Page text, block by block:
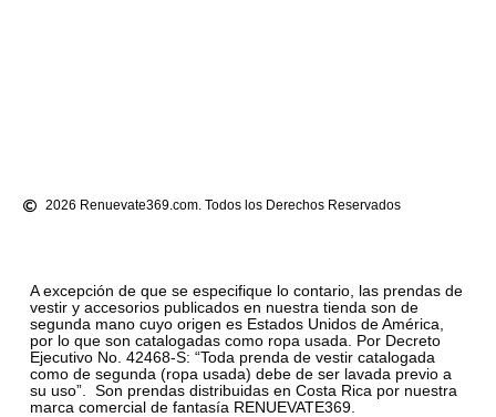
2026 Renuevate369.com. Todos los Derechos Reservados
A excepción de que se especifique lo contario, las prendas de
vestir y accesorios publicados en nuestra tienda son de
segunda mano cuyo origen es Estados Unidos de América,
por lo que son catalogadas como ropa usada. Por Decreto
Ejecutivo No. 42468-S: “Toda prenda de vestir catalogada
como de segunda (ropa usada) debe de ser lavada previo a
su uso”. Son prendas distribuidas en Costa Rica por nuestra
marca comercial de fantasía RENUEVATE369.